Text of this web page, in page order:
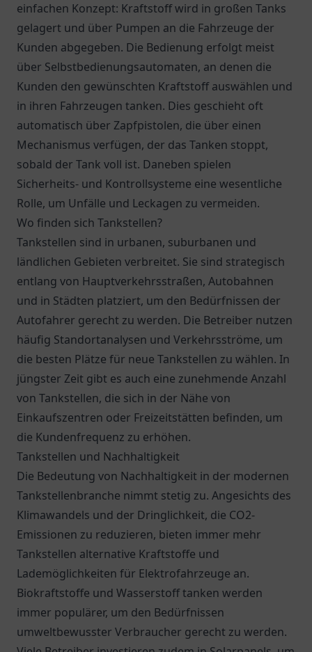
einfachen Konzept: Kraftstoff wird in großen Tanks
gelagert und über Pumpen an die Fahrzeuge der
Kunden abgegeben. Die Bedienung erfolgt meist
über Selbstbedienungsautomaten, an denen die
Kunden den gewünschten Kraftstoff auswählen und
in ihren Fahrzeugen tanken. Dies geschieht oft
automatisch über Zapfpistolen, die über einen
Mechanismus verfügen, der das Tanken stoppt,
sobald der Tank voll ist. Daneben spielen
Sicherheits- und Kontrollsysteme eine wesentliche
Rolle, um Unfälle und Leckagen zu vermeiden.
Wo finden sich Tankstellen?
Tankstellen sind in urbanen, suburbanen und
ländlichen Gebieten verbreitet. Sie sind strategisch
entlang von Hauptverkehrsstraßen, Autobahnen
und in Städten platziert, um den Bedürfnissen der
Autofahrer gerecht zu werden. Die Betreiber nutzen
häufig Standortanalysen und Verkehrsströme, um
die besten Plätze für neue Tankstellen zu wählen. In
jüngster Zeit gibt es auch eine zunehmende Anzahl
von Tankstellen, die sich in der Nähe von
Einkaufszentren oder Freizeitstätten befinden, um
die Kundenfrequenz zu erhöhen.
Tankstellen und Nachhaltigkeit
Die Bedeutung von Nachhaltigkeit in der modernen
Tankstellenbranche nimmt stetig zu. Angesichts des
Klimawandels und der Dringlichkeit, die CO2-
Emissionen zu reduzieren, bieten immer mehr
Tankstellen alternative Kraftstoffe und
Lademöglichkeiten für Elektrofahrzeuge an.
Biokraftstoffe und Wasserstoff tanken werden
immer populärer, um den Bedürfnissen
umweltbewusster Verbraucher gerecht zu werden.